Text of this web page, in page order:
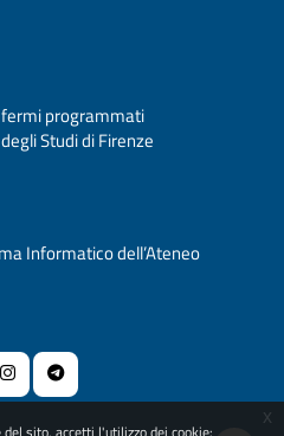
x
programmati
Studi di Firenze
Informatico dell’Ateneo